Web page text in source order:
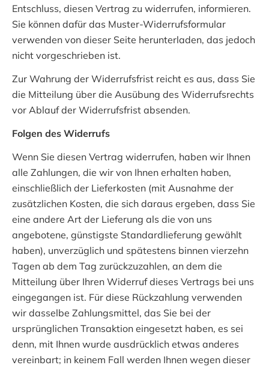
Entschluss, diesen Vertrag zu widerrufen, informieren.
Sie können dafür das Muster-Widerrufsformular
verwenden von dieser Seite herunterladen, das jedoch
nicht vorgeschrieben ist.
Zur Wahrung der Widerrufsfrist reicht es aus, dass Sie
die Mitteilung über die Ausübung des Widerrufsrechts
vor Ablauf der Widerrufsfrist absenden.
Folgen des Widerrufs
Wenn Sie diesen Vertrag widerrufen, haben wir Ihnen
alle Zahlungen, die wir von Ihnen erhalten haben,
einschließlich der Lieferkosten (mit Ausnahme der
zusätzlichen Kosten, die sich daraus ergeben, dass Sie
eine andere Art der Lieferung als die von uns
angebotene, günstigste Standardlieferung gewählt
haben), unverzüglich und spätestens binnen vierzehn
Tagen ab dem Tag zurückzuzahlen, an dem die
Mitteilung über Ihren Widerruf dieses Vertrags bei uns
eingegangen ist. Für diese Rückzahlung verwenden
wir dasselbe Zahlungsmittel, das Sie bei der
ursprünglichen Transaktion eingesetzt haben, es sei
denn, mit Ihnen wurde ausdrücklich etwas anderes
vereinbart; in keinem Fall werden Ihnen wegen dieser